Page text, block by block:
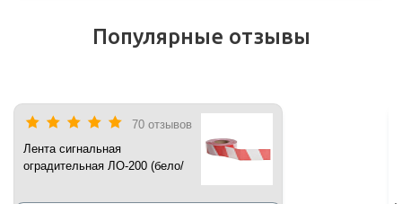
Популярные отзывы
70 отзывов
Лента сигнальная
оградительная ЛО-200 (бело/